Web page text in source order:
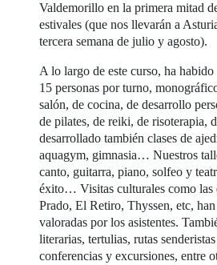
Valdemorillo en la primera mitad
estivales (que nos llevarán a
tercera semana de julio y agosto).
A lo largo de este curso, ha habido
15 personas por turno,
salón, de cocina, de desarrollo
de pilates, de reiki, de risoterapia,
desarrollado también clases de
aquagym, gimnasia… Nuestros
canto, guitarra, piano, solfeo y
éxito… Visitas culturales como las
Prado, El Retiro, Thyssen, etc,
valoradas por los asistentes.
literarias, tertulias, rutas
conferencias y excursiones, entre